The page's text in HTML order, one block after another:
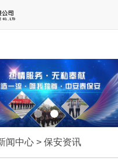
闻中心 > 保安资讯